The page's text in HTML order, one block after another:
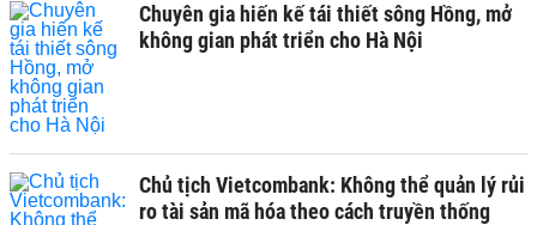
Chuyên gia hiến kế tái thiết sông Hồng, mở
không gian phát triển cho Hà Nội
Chủ tịch Vietcombank: Không thể quản lý rủi
ro tài sản mã hóa theo cách truyền thống